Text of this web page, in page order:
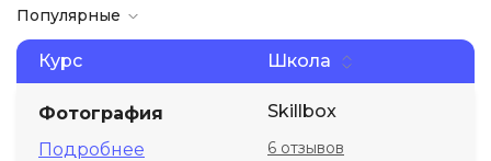
Популярные
Курс Школа
Фотография
Подробнее
Skillbox
6 отзывов